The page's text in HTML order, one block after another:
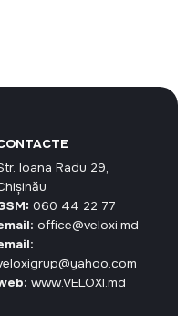
Ioana Radu 29,
060 44 22 77
office@veloxi.md
www.VELOXI.md